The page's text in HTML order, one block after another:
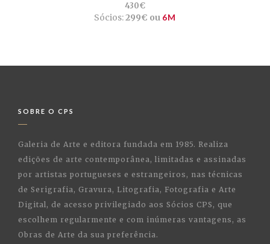
430€
Sócios:299€ ou 6M
SOBRE O CPS
Galeria de Arte e editora fundada em 1985. Realiza
edições de arte contemporânea, limitadas e assinadas
por artistas portugueses e estrangeiros, nas técnicas
de Serigrafia, Gravura, Litografia, Fotografia e Arte
Digital, de acesso privilegiado aos Sócios CPS, que
escolhem regularmente e com inúmeras vantagens, as
Obras de Arte da sua preferência.